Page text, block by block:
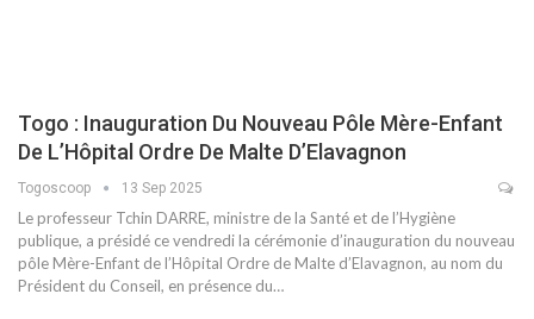
Togo : Inauguration Du Nouveau Pôle Mère-Enfant
De L’Hôpital Ordre De Malte D’Elavagnon
Togoscoop 13 Sep 2025
Le professeur Tchin DARRE, ministre de la Santé et de l’Hygiène
publique, a présidé ce vendredi la cérémonie d’inauguration du nouveau
pôle Mère-Enfant de l’Hôpital Ordre de Malte d’Elavagnon, au nom du
Président du Conseil, en présence du…